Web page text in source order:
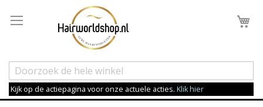
Kijk op de actiepagina voor onze actuele acties. Klik hier